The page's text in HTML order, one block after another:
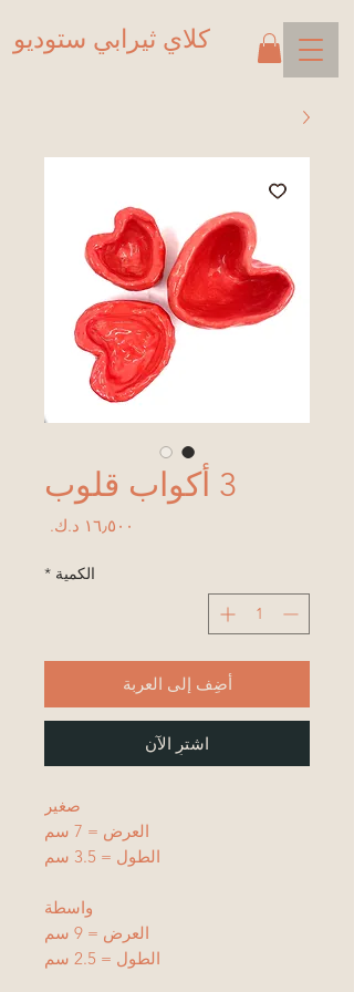
كلاي ثيرابي ستوديو
3 أكواب قلوب
الكمية *
أضِف إلى العربة
اشترِ الآن
صغير
العرض = 7 سم
الطول = 3.5 سم
واسطة
العرض = 9 سم
الطول = 2.5 سم